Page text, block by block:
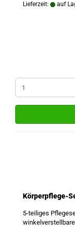
Lieferzeit: auf
Körperpflege-
5-teiliges